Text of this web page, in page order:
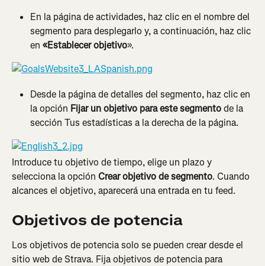
En la página de actividades, haz clic en el nombre del
segmento para desplegarlo y, a continuación, haz clic
en «Establecer objetivo».
Desde la página de detalles del segmento, haz clic en
la opción Fijar un objetivo para este segmento de la
sección Tus estadísticas a la derecha de la página.
Introduce tu objetivo de tiempo, elige un plazo y
selecciona la opción Crear objetivo de segmento. Cuando
alcances el objetivo, aparecerá una entrada en tu feed.
Objetivos de potencia
Los objetivos de potencia solo se pueden crear desde el
sitio web de Strava. Fija objetivos de potencia para